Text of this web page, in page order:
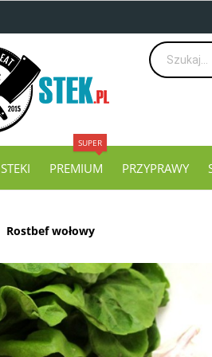
STEKI PREMIUM
SUPER
PRZYPRAWY
Rostbef wołowy